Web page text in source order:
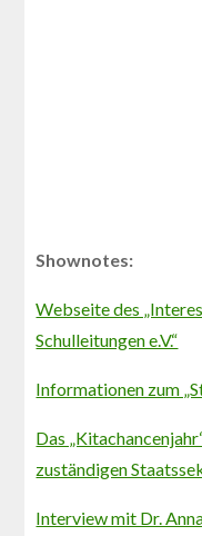
Shownotes:
Webseite des
Schulleitungen e.V.“
Informationen zum
Das
zuständigen
Interview mit Dr.